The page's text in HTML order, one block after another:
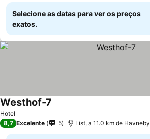
Selecione as datas para ver os preços
exatos.
Hotel
Westhof-7
8,7 Excelente 5 List, a 11.0 km de Havneby